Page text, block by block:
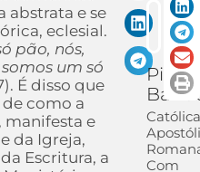
abstrata e se
eclesial.
pão, nós,
um só
É disso que
como a
manifesta e
da Igreja,
Escritura, a
Pietra
Com